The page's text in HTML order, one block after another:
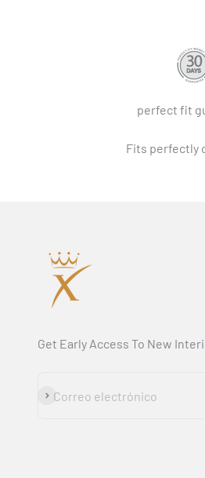
perfect fit
Fits perfectly
Get Early Access To New
Correo electrónico
Suscribirse